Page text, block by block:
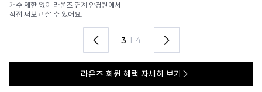
가까운 안경원으로 배송받아
렌즈 맞춤부터 피팅까지 편하게!
4 I 4
라운즈 회원 혜택 자세히 보기